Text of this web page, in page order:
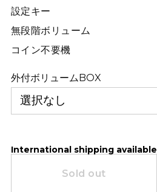
設定キー
無段階ボリューム
コイン不要機
外付ボリュームBOX
International shipping available
Sold out